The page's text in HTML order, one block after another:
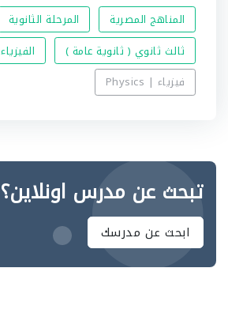
المناهج المصرية
المرحلة الثانوية
ثالث ثانوي ( ثانوية عامة )
الفيزياء
فيزياء | Physics
تبحث عن مدرس اونلاين؟
ابحث عن مدرسك